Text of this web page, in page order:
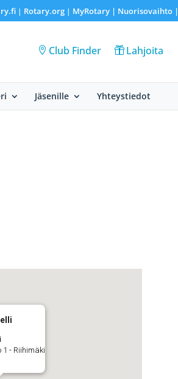
| Rotary.org| MyRotary | Nuorisovaihto|
Club Finder Lahjoita
Jäsenille Yhteystiedot
1 - Riihimäki